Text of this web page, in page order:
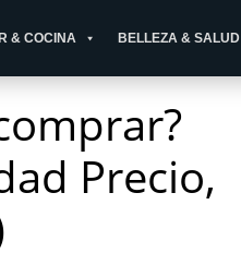
& COCINA BELLEZA & SALUD
Precio,